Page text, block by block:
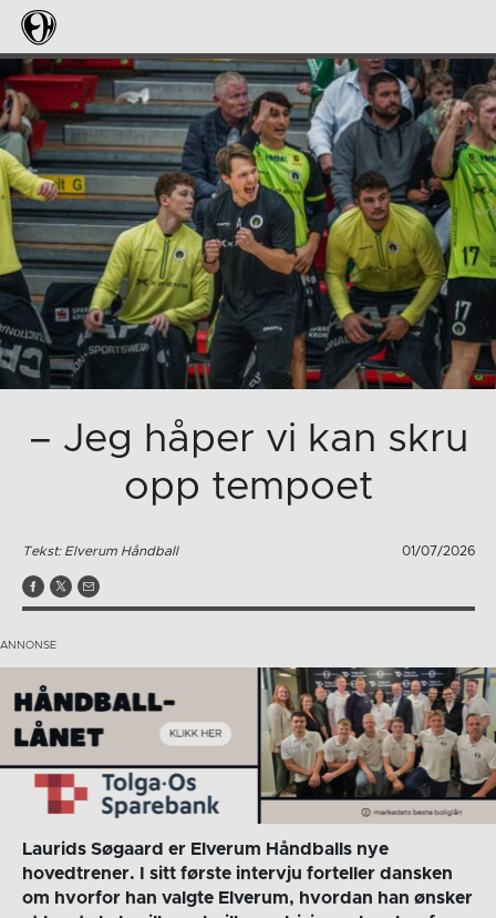
– Jeg håper vi kan skru
opp tempoet
Tekst: Elverum Håndball 01/07/2026
Laurids Søgaard er Elverum Håndballs nye
hovedtrener. I sitt første intervju forteller dansken
om hvorfor han valgte Elverum, hvordan han ønsker